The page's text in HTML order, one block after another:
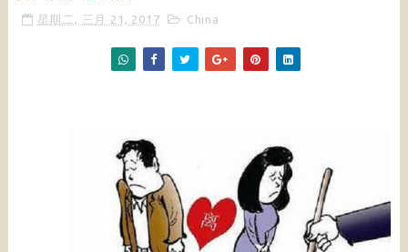
星期二, 三月 21, 2017 China